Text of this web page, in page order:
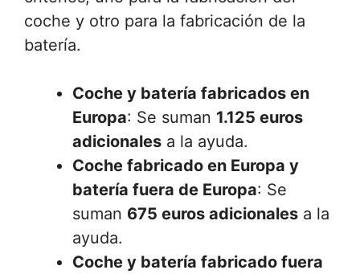
coche y otro para la fabricación de la
batería.
Coche y batería fabricados en
Europa: Se suman 1.125 euros
adicionales a la ayuda.
Coche fabricado en Europa y
batería fuera de Europa: Se
suman 675 euros adicionales a la
ayuda.
Coche y batería fabricado fuera